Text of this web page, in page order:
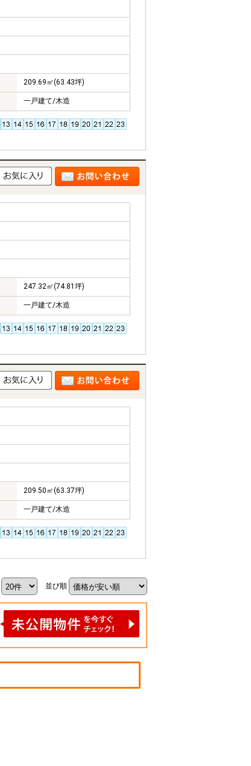
209.69㎡(63.43坪)
一戸建て/木造
247.32㎡(74.81坪)
一戸建て/木造
209.50㎡(63.37坪)
一戸建て/木造
並び順